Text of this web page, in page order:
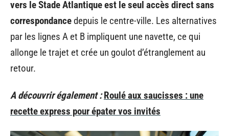
vers le Stade Atlantique est le seul accès direct sans
correspondancedepuis le centre-ville. Les alternatives
par les lignes A et B impliquent une navette, ce qui
allonge le trajet et crée un goulot d’étranglement au
retour.
A découvrir également : Roulé aux saucisses : une
recette express pour épater vos invités